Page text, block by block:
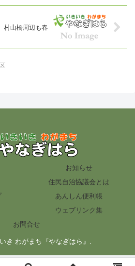
村山橋周辺も春
お知らせ
住民自治協議会とは
あんしん便利帳
ウェブリンク集
お問合せ
き わがまち『やなぎはら』.